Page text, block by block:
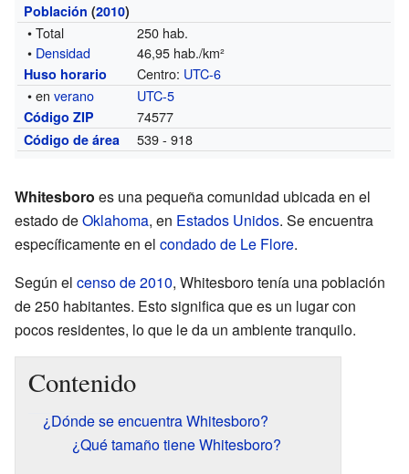
Población (2010)
• Total
250 hab.
• Densidad 46,95 hab./km²
Huso horario Centro: UTC-6
• enverano UTC-5
Código ZIP 74577
Código de área 539 - 918
Whitesboro es una pequeña comunidad ubicada en el
estado deOklahoma, en Estados Unidos. Se encuentra
específicamente en el condado de Le Flore.
Según el censo de 2010, Whitesboro tenía una población
de 250 habitantes. Esto significa que es un lugar con
pocos residentes, lo que le da un ambiente tranquilo.
Contenido
¿Dónde se encuentra Whitesboro?
¿Qué tamaño tiene Whitesboro?